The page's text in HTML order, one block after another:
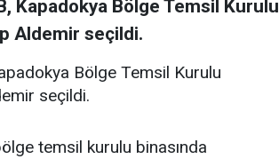
Kapadokya Bölge Temsil Kurulu
Aldemir seçildi.
Bölge Temsil Kurulu
seçildi.
temsil kurulu binasında